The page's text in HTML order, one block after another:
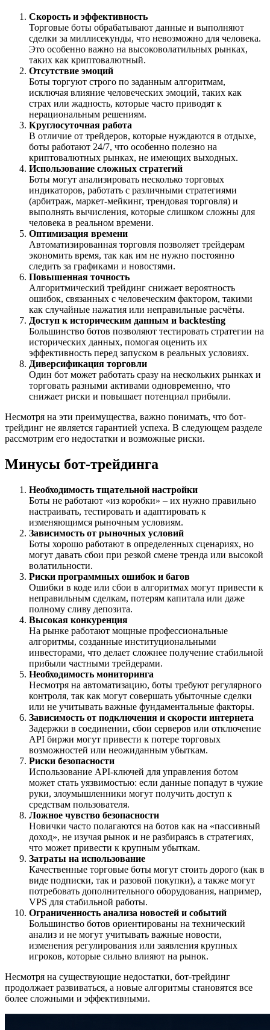
Скорость и эффективность
Торговые боты обрабатывают данные и выполняют
сделки за миллисекунды, что невозможно для человека.
Это особенно важно на высоковолатильных рынках,
таких как криптовалютный.
Отсутствие эмоций
Боты торгуют строго по заданным алгоритмам,
исключая влияние человеческих эмоций, таких как
страх или жадность, которые часто приводят к
нерациональным решениям.
Круглосуточная работа
В отличие от трейдеров, которые нуждаются в отдыхе,
боты работают 24/7, что особенно полезно на
криптовалютных рынках, не имеющих выходных.
Использование сложных стратегий
Боты могут анализировать несколько торговых
индикаторов, работать с различными стратегиями
(арбитраж, маркет-мейкинг, трендовая торговля) и
выполнять вычисления, которые слишком сложны для
человека в реальном времени.
Оптимизация времени
Автоматизированная торговля позволяет трейдерам
экономить время, так как им не нужно постоянно
следить за графиками и новостями.
Повышенная точность
Алгоритмический трейдинг снижает вероятность
ошибок, связанных с человеческим фактором, такими
как случайные нажатия или неправильные расчёты.
Доступ к историческим данным и backtesting
Большинство ботов позволяют тестировать стратегии на
исторических данных, помогая оценить их
эффективность перед запуском в реальных условиях.
Диверсификация торговли
Один бот может работать сразу на нескольких рынках и
торговать разными активами одновременно, что
снижает риски и повышает потенциал прибыли.
Несмотря на эти преимущества, важно понимать, что бот-
трейдинг не является гарантией успеха. В следующем разделе
рассмотрим его недостатки и возможные риски.
Минусы бот-трейдинга
Необходимость тщательной настройки
Боты не работают «из коробки» – их нужно правильно
настраивать, тестировать и адаптировать к
изменяющимся рыночным условиям.
Зависимость от рыночных условий
Боты хорошо работают в определенных сценариях, но
могут давать сбои при резкой смене тренда или высокой
волатильности.
Риски программных ошибок и багов
Ошибки в коде или сбои в алгоритмах могут привести к
неправильным сделкам, потерям капитала или даже
полному сливу депозита.
Высокая конкуренция
На рынке работают мощные профессиональные
алгоритмы, созданные институциональными
инвесторами, что делает сложнее получение стабильной
прибыли частными трейдерами.
Необходимость мониторинга
Несмотря на автоматизацию, боты требуют регулярного
контроля, так как могут совершать убыточные сделки
или не учитывать важные фундаментальные факторы.
Зависимость от подключения и скорости интернета
Задержки в соединении, сбои серверов или отключение
API биржи могут привести к потере торговых
возможностей или неожиданным убыткам.
Риски безопасности
Использование API-ключей для управления ботом
может стать уязвимостью: если данные попадут в чужие
руки, злоумышленники могут получить доступ к
средствам пользователя.
Ложное чувство безопасности
Новички часто полагаются на ботов как на «пассивный
доход», не изучая рынок и не разбираясь в стратегиях,
что может привести к крупным убыткам.
Затраты на использование
Качественные торговые боты могут стоить дорого (как в
виде подписки, так и разовой покупки), а также могут
потребовать дополнительного оборудования, например,
VPS для стабильной работы.
Ограниченность анализа новостей и событий
Большинство ботов ориентированы на технический
анализ и не могут учитывать важные новости,
изменения регулирования или заявления крупных
игроков, которые сильно влияют на рынок.
Несмотря на существующие недостатки, бот-трейдинг
продолжает развиваться, а новые алгоритмы становятся все
более сложными и эффективными.